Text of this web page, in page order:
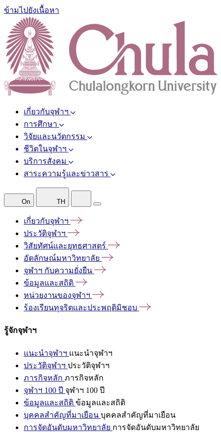
ข้ามไปยังเนื้อหา
เกี่ยวกับจุฬาฯ
การศึกษา
วิจัยและนวัตกรรม
ชีวิตในจุฬาฯ
บริการสังคม
สาระความรู้และข่าวสาร
On TH
เกี่ยวกับจุฬาฯ
ประวัติจุฬาฯ
วิสัยทัศน์และยุทธศาสตร์
อัตลักษณ์มหาวิทยาลัย
จุฬาฯ กับความยั่งยืน
ข้อมูลและสถิติ
หน่วยงานของจุฬาฯ
ร้องเรียนทุจริตและประพฤติมิชอบ
รู้จักจุฬาฯ
แนะนำจุฬาฯ แนะนำจุฬาฯ
ประวัติจุฬาฯ ประวัติจุฬาฯ
ภารกิจหลัก ภารกิจหลัก
จุฬาฯ 100 ปี จุฬาฯ 100 ปี
ข้อมูลและสถิติ ข้อมูลและสถิติ
บุคคลสำคัญที่มาเยือน บุคคลสำคัญที่มาเยือน
การจัดอันดับมหาวิทยาลัย การจัดอันดับมหาวิทยาลัย